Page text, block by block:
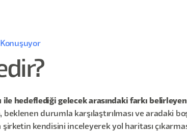
Konuşuyor
hedeflediği gelecek arasındaki farkı
durumla karşılaştırılması ve aradaki
kendisini inceleyerek yol haritası